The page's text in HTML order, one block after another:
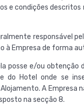
e condições
responsável
Empresa de forma
posse e/ou
Hotel onde se
A Empresa
na secção 8.